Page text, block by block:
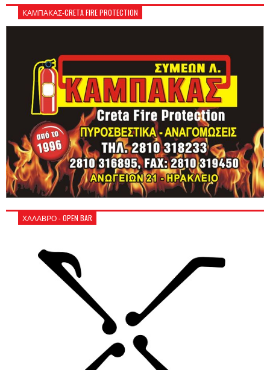
ΚΑΜΠΑΚΑΣ-CRETA FIRE PROTECTION
ΧΑΛΑΒΡΟ - OPEN BAR